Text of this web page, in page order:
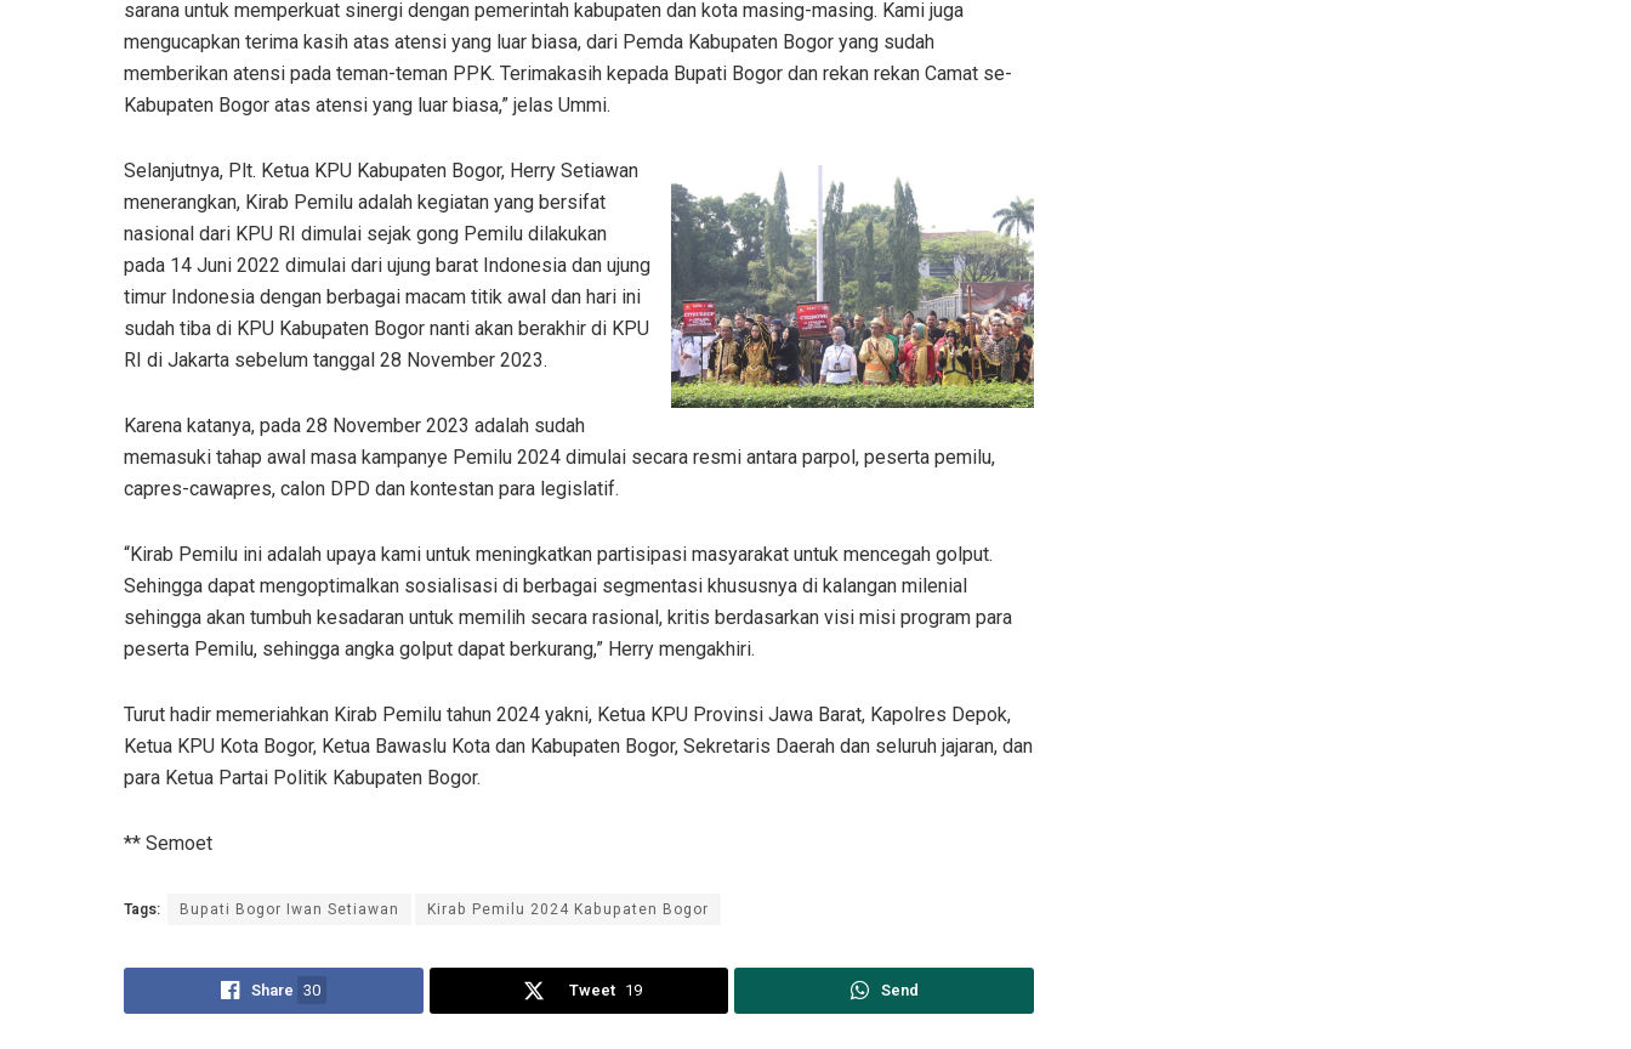
sarana untuk memperkuat sinergi dengan pemerintah kabupaten dan kota masing-masing. Kami juga
mengucapkan terima kasih atas atensi yang luar biasa, dari Pemda Kabupaten Bogor yang sudah
memberikan atensi pada teman-teman PPK. Terimakasih kepada Bupati Bogor dan rekan rekan Camat se-
Kabupaten Bogor atas atensi yang luar biasa,” jelas Ummi.
Selanjutnya, Plt. Ketua KPU Kabupaten Bogor, Herry Setiawan
menerangkan, Kirab Pemilu adalah kegiatan yang bersifat
nasional dari KPU RI dimulai sejak gong Pemilu dilakukan
pada 14 Juni 2022 dimulai dari ujung barat Indonesia dan ujung
timur Indonesia dengan berbagai macam titik awal dan hari ini
sudah tiba di KPU Kabupaten Bogor nanti akan berakhir di KPU
RI di Jakarta sebelum tanggal 28 November 2023.
Karena katanya, pada 28 November 2023 adalah sudah
memasuki tahap awal masa kampanye Pemilu 2024 dimulai secara resmi antara parpol, peserta pemilu,
capres-cawapres, calon DPD dan kontestan para legislatif.
“Kirab Pemilu ini adalah upaya kami untuk meningkatkan partisipasi masyarakat untuk mencegah golput.
Sehingga dapat mengoptimalkan sosialisasi di berbagai segmentasi khususnya di kalangan milenial
sehingga akan tumbuh kesadaran untuk memilih secara rasional, kritis berdasarkan visi misi program para
peserta Pemilu, sehingga angka golput dapat berkurang,” Herry mengakhiri.
Turut hadir memeriahkan Kirab Pemilu tahun 2024 yakni, Ketua KPU Provinsi Jawa Barat, Kapolres Depok,
Ketua KPU Kota Bogor, Ketua Bawaslu Kota dan Kabupaten Bogor, Sekretaris Daerah dan seluruh jajaran, dan
para Ketua Partai Politik Kabupaten Bogor.
** Semoet
Tags: Bupati Bogor Iwan Setiawan Kirab Pemilu 2024 Kabupaten Bogor
Share 30 Tweet 19 Send